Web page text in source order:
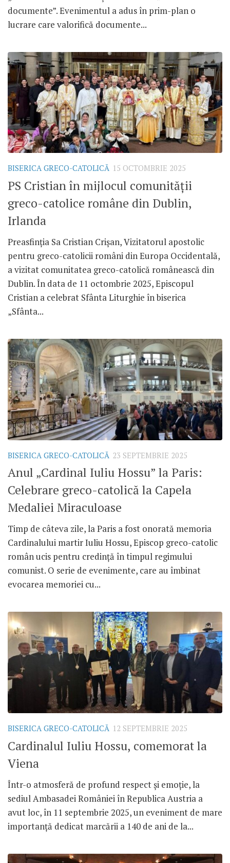
documente”. Evenimentul a adus în prim-plan o
lucrare care valorifică documente...
BISERICA GRECO-CATOLICĂ 15 OCTOMBRIE 2025
PS Cristian în mijlocul comunității
greco-catolice române din Dublin,
Irlanda
Preasfinția Sa Cristian Crișan, Vizitatorul apostolic
pentru greco-catolicii români din Europa Occidentală,
a vizitat comunitatea greco-catolică românească din
Dublin. În data de 11 octombrie 2025, Episcopul
Cristian a celebrat Sfânta Liturghie în biserica
„Sfânta...
BISERICA GRECO-CATOLICĂ 23 SEPTEMBRIE 2025
Anul „Cardinal Iuliu Hossu” la Paris:
Celebrare greco-catolică la Capela
Medaliei Miraculoase
Timp de câteva zile, la Paris a fost onorată memoria
Cardinalului martir Iuliu Hossu, Episcop greco-catolic
român ucis pentru credință în timpul regimului
comunist. O serie de evenimente, care au îmbinat
evocarea memoriei cu...
BISERICA GRECO-CATOLICĂ 12 SEPTEMBRIE 2025
Cardinalul Iuliu Hossu, comemorat la
Viena
Într-o atmosferă de profund respect și emoție, la
sediul Ambasadei României în Republica Austria a
avut loc, în 11 septembrie 2025, un eveniment de mare
importanță dedicat marcării a 140 de ani de la...